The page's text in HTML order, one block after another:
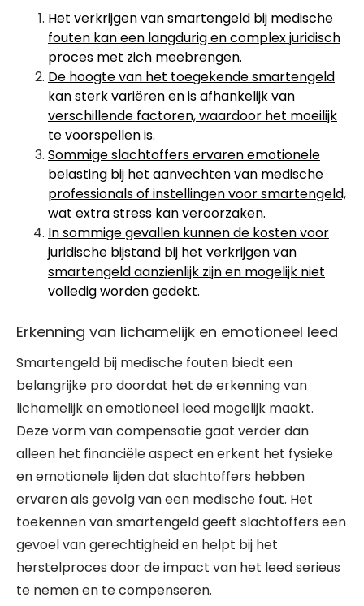
Het verkrijgen van smartengeld bij medische
fouten kan een langdurig en complex juridisch
proces met zich meebrengen.
De hoogte van het toegekende smartengeld
kan sterk variëren en is afhankelijk van
verschillende factoren, waardoor het moeilijk
te voorspellen is.
Sommige slachtoffers ervaren emotionele
belasting bij het aanvechten van medische
professionals of instellingen voor smartengeld,
wat extra stress kan veroorzaken.
In sommige gevallen kunnen de kosten voor
juridische bijstand bij het verkrijgen van
smartengeld aanzienlijk zijn en mogelijk niet
volledig worden gedekt.
Erkenning van lichamelijk en emotioneel leed
Smartengeld bij medische fouten biedt een
belangrijke pro doordat het de erkenning van
lichamelijk en emotioneel leed mogelijk maakt.
Deze vorm van compensatie gaat verder dan
alleen het financiële aspect en erkent het fysieke
en emotionele lijden dat slachtoffers hebben
ervaren als gevolg van een medische fout. Het
toekennen van smartengeld geeft slachtoffers een
gevoel van gerechtigheid en helpt bij het
herstelproces door de impact van het leed serieus
te nemen en te compenseren.